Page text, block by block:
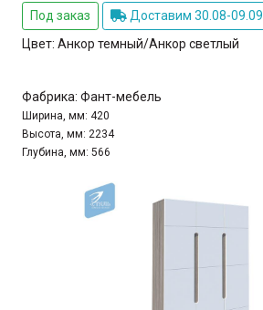
Под заказ
Доставим 30.08-09.09
Цвет: Анкор темный/Анкор светлый
Фабрика: Фант-мебель
Ширина, мм: 420
Высота, мм: 2234
Глубина, мм: 566